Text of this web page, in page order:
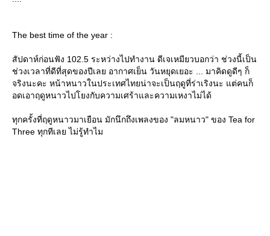
The best time of the year :
สัปดาห์ก่อนฟัง 102.5 ระหว่างไปทำงาน ดีเจเหมียวบอกว่า ช่วงนี้เป็น
ช่วงเวลาที่ดีที่สุดของปีเลย อากาศเย็น วันหยุดเยอะ ... มาคิดดูดีๆ ก็
จริงนะคะ หน้าหนาวในประเทศไทยน่าจะเป็นฤดูที่ร่าเริงนะ แต่คนก็
อดเอาฤดูหนาวไปโยงกับความเศร้าและความเหงาไม่ได้
ทุกครั้งที่ฤดูหนาวมาเยือน มักนึกถึงเพลงของ "ลมหนาว" ของ Tea for
Three ทุกทีเลย ไม่รู้ทำไม